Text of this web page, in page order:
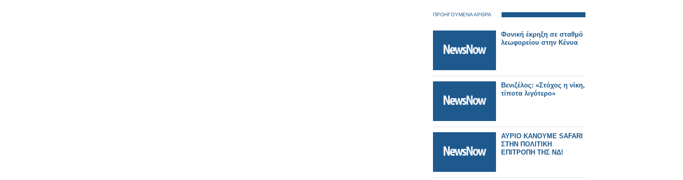
ΠΡΟΗΓΟΥΜΕΝΑ ΑΡΘΡΑ
Φονική έκρηξη σε σταθμό
λεωφορείου στην Κένυα
Βενιζέλος: «Στόχος η νίκη,
τίποτα λιγότερο»
ΑΥΡΙΟ ΚΑΝΟΥΜΕ SAFARI
ΣΤΗΝ ΠΟΛΙΤΙΚΗ
ΕΠΙΤΡΟΠΗ ΤΗΣ ΝΔ!